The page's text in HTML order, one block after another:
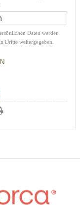
Daten werden
Dritte weitergegeben.